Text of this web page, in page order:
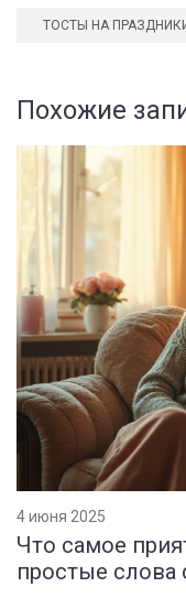
ТОСТЫ НА
Похожие
4 июня 2025
Что самое
простые